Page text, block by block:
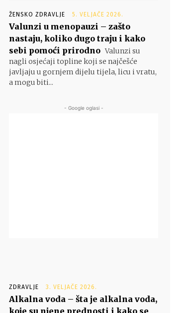
ŽENSKO ZDRAVLJE 5. VELJAČE 2026.
Valunzi u menopauzi – zašto
nastaju, koliko dugo traju i kako
sebi pomoći prirodno Valunzi su
nagli osjećaji topline koji se najčešće
javljaju u gornjem dijelu tijela, licu i vratu,
a mogu biti...
- Google oglasi -
ZDRAVLJE 3. VELJAČE 2026.
Alkalna voda – šta je alkalna voda,
koje su njene prednosti i kako se